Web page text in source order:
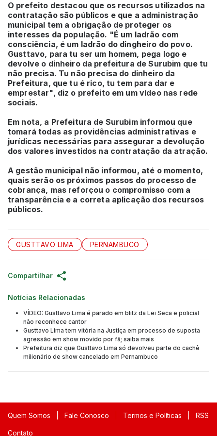
O prefeito destacou que os recursos utilizados na
contratação são públicos e que a administração
municipal tem a obrigação de proteger os
interesses da população. "É um ladrão com
consciência, é um ladrão do dingheiro do povo.
Gusttavo, para tu ser um homem, pega logo e
devolve o dinheiro da prefeitura de Surubim que tu
não precisa. Tu não precisa do dinheiro da
Prefeitura, que tu é rico, tu tem para dar e
emprestar", diz o prefeito em um vídeo nas rede
sociais.
Em nota, a Prefeitura de Surubim informou que
tomará todas as providências administrativas e
jurídicas necessárias para assegurar a devolução
dos valores investidos na contratação da atração.
A gestão municipal não informou, até o momento,
quais serão os próximos passos do processo de
cobrança, mas reforçou o compromisso com a
transparência e a correta aplicação dos recursos
públicos.
GUSTTAVO LIMA PERNAMBUCO
Compartilhar
Notícias Relacionadas
VÍDEO: Gusttavo Lima é parado em blitz da Lei Seca e policial
não reconhece cantor
Gusttavo Lima tem vitória na Justiça em processo de suposta
agressão em show movido por fã; saiba mais
Prefeitura diz que Gusttavo Lima só devolveu parte do cachê
milionário de show cancelado em Pernambuco
Quem Somos Fale Conosco Termos e Políticas RSS
Contato